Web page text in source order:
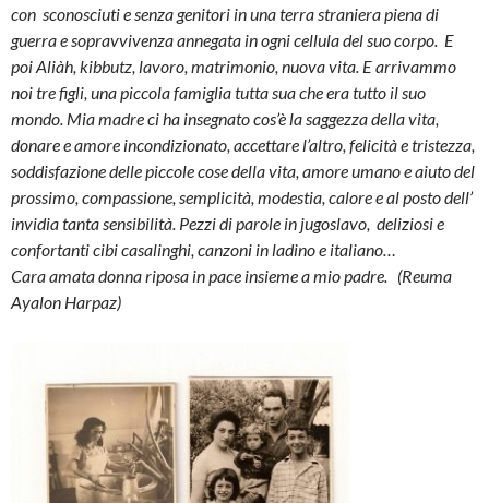
con sconosciuti e senza genitori in una terra straniera piena di
guerra e sopravvivenza annegata in ogni cellula del suo corpo. E
poi Aliàh, kibbutz, lavoro, matrimonio, nuova vita. E arrivammo
noi tre figli, una piccola famiglia tutta sua che era tutto il suo
mondo. Mia madre ci ha insegnato cos’è la saggezza della vita,
donare e amore incondizionato, accettare l’altro, felicità e tristezza,
soddisfazione delle piccole cose della vita, amore umano e aiuto del
prossimo, compassione, semplicità, modestia, calore e al posto dell’
invidia tanta sensibilità. Pezzi di parole in jugoslavo, deliziosi e
confortanti cibi casalinghi, canzoni in ladino e italiano…
Cara amata donna riposa in pace insieme a mio padre. (Reuma
Ayalon Harpaz)